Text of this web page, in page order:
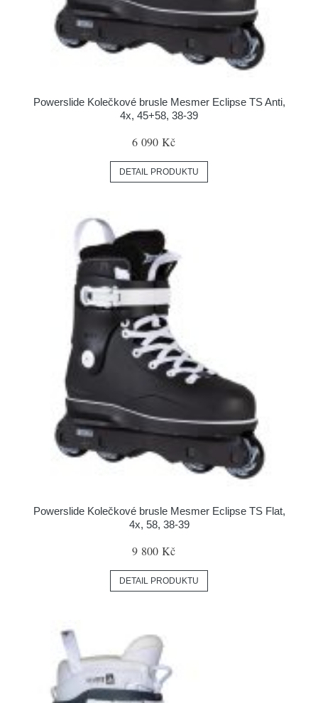
Powerslide Kolečkové brusle Mesmer Eclipse TS Anti,
4x, 45+58, 38-39
6 090 Kč
DETAIL PRODUKTU
Powerslide Kolečkové brusle Mesmer Eclipse TS Flat,
4x, 58, 38-39
9 800 Kč
DETAIL PRODUKTU